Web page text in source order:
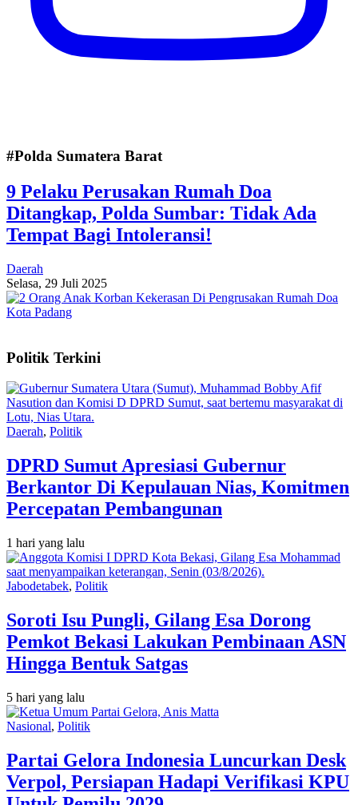
#Polda Sumatera Barat
9 Pelaku Perusakan Rumah Doa
Ditangkap, Polda Sumbar: Tidak Ada
Tempat Bagi Intoleransi!
Daerah
Selasa, 29 Juli 2025
Politik Terkini
Daerah, Politik
DPRD Sumut Apresiasi Gubernur
Berkantor Di Kepulauan Nias, Komitmen
Percepatan Pembangunan
1 hari yang lalu
Jabodetabek, Politik
Soroti Isu Pungli, Gilang Esa Dorong
Pemkot Bekasi Lakukan Pembinaan ASN
Hingga Bentuk Satgas
5 hari yang lalu
Nasional, Politik
Partai Gelora Indonesia Luncurkan Desk
Verpol, Persiapan Hadapi Verifikasi KPU